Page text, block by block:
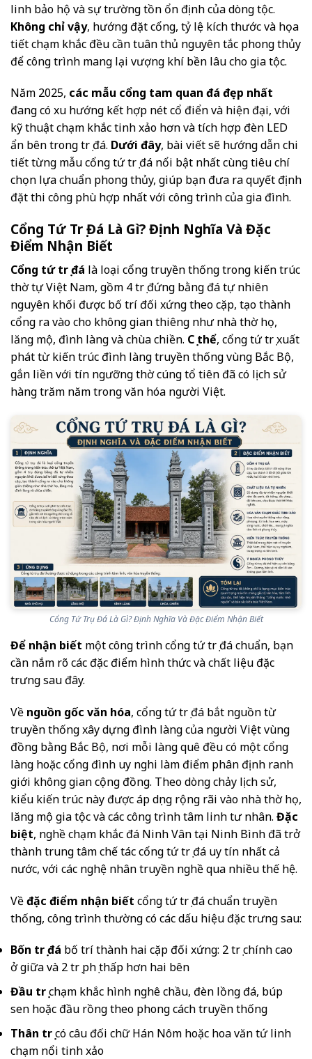
linh bảo hộ và sự trường tồn ổn định của dòng tộc.
Không chỉ vậy, hướng đặt cổng, tỷ lệ kích thước và họa
tiết chạm khắc đều cần tuân thủ nguyên tắc phong thủy
để công trình mang lại vượng khí bền lâu cho gia tộc.
Năm 2025, các mẫu cổng tam quan đá đẹp nhất
đang có xu hướng kết hợp nét cổ điển và hiện đại, với
kỹ thuật chạm khắc tinh xảo hơn và tích hợp đèn LED
ẩn bên trong trụ đá. Dưới đây, bài viết sẽ hướng dẫn chi
tiết từng mẫu cổng tứ trụ đá nổi bật nhất cùng tiêu chí
chọn lựa chuẩn phong thủy, giúp bạn đưa ra quyết định
đặt thi công phù hợp nhất với công trình của gia đình.
Cổng Tứ Trụ Đá Là Gì? Định Nghĩa Và Đặc
Điểm Nhận Biết
Cổng tứ trụ đá là loại cổng truyền thống trong kiến trúc
thờ tự Việt Nam, gồm 4 trụ đứng bằng đá tự nhiên
nguyên khối được bố trí đối xứng theo cặp, tạo thành
cổng ra vào cho không gian thiêng như nhà thờ họ,
lăng mộ, đình làng và chùa chiền. Cụ thể, cổng tứ trụ xuất
phát từ kiến trúc đình làng truyền thống vùng Bắc Bộ,
gắn liền với tín ngưỡng thờ cúng tổ tiên đã có lịch sử
hàng trăm năm trong văn hóa người Việt.
Cổng Tứ Trụ Đá Là Gì? Định Nghĩa Và Đặc Điểm Nhận Biết
Để nhận biết một công trình cổng tứ trụ đá chuẩn, bạn
cần nắm rõ các đặc điểm hình thức và chất liệu đặc
trưng sau đây.
Về nguồn gốc văn hóa, cổng tứ trụ đá bắt nguồn từ
truyền thống xây dựng đình làng của người Việt vùng
đồng bằng Bắc Bộ, nơi mỗi làng quê đều có một cổng
làng hoặc cổng đình uy nghi làm điểm phân định ranh
giới không gian cộng đồng. Theo dòng chảy lịch sử,
kiểu kiến trúc này được áp dụng rộng rãi vào nhà thờ họ,
lăng mộ gia tộc và các công trình tâm linh tư nhân. Đặc
biệt, nghề chạm khắc đá Ninh Vân tại Ninh Bình đã trở
thành trung tâm chế tác cổng tứ trụ đá uy tín nhất cả
nước, với các nghệ nhân truyền nghề qua nhiều thế hệ.
Vềđặc điểm nhận biết cổng tứ trụ đá chuẩn truyền
thống, công trình thường có các dấu hiệu đặc trưng sau:
Bốn trụ đá bố trí thành hai cặp đối xứng: 2 trụ chính cao
ở giữa và 2 trụ phụ thấp hơn hai bên
Đầu trụchạm khắc hình nghê chầu, đèn lồng đá, búp
sen hoặc đầu rồng theo phong cách truyền thống
Thân trụcó câu đối chữ Hán Nôm hoặc hoa văn tứ linh
chạm nổi tinh xảo